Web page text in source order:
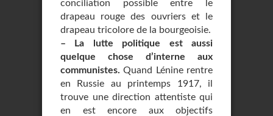
conciliation possible entre le
drapeau rouge des ouvriers et le
drapeau tricolore de la bourgeoisie.
–
La lutte politique est aussi
quelque chose d’interne aux
communistes. Quand Lénine rentre
en Russie au printemps 1917, il
trouve une direction attentiste qui
en est encore aux objectifs